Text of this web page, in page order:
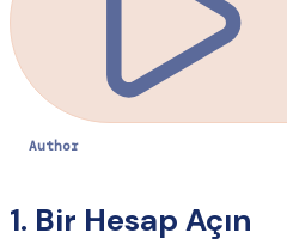
Author
1. Bir Hesap Açın